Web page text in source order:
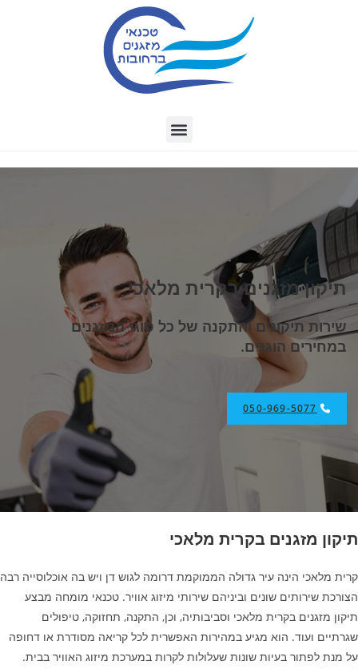
תיקון מזגנים בקרית מלאכי
שירות תיקונים והתקנה של כל סוגי המזגנים
במחירים הוגנים.
050-969-5077
תיקון מזגנים בקרית מלאכי
קרית מלאכי הינה עיר גדולה הממוקמת דרומה לגוש דן ויש בה אוכלוסייה רבה
הצורכת שירותים שונים וביניהם שירותי מיזוג אוויר. טכנאי מומחה מבצע
תיקון מזגנים בקרית מלאכי וסביבותיה, וכן, התקנה, תחזוקה, טיפולים
שגרתיים ועוד. הוא מגיע במהירות האפשרית לכל קריאה מסודרת או דחופה
על מנת לפתור בעיות שונות שעלולות לקרות במערכת מיזוג האוויר בבית.